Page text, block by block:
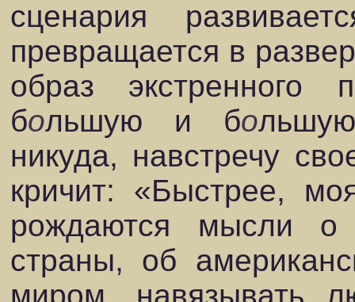
сценария
превращается в
образ экстренного
большую и бо
никуда, навстречу
кричит: «Быстрее,
рождаются мысли о
страны, об